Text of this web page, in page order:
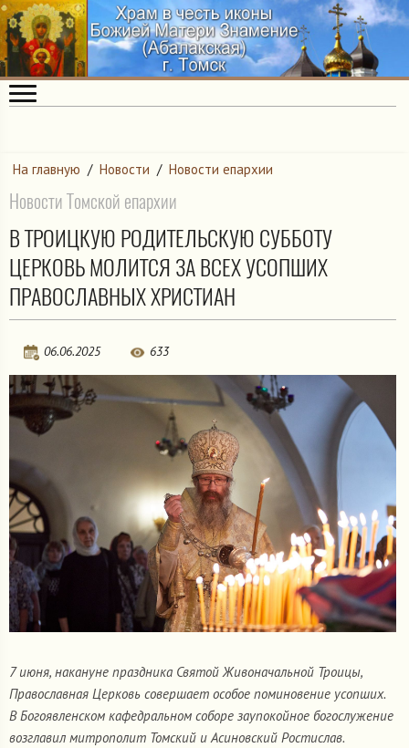
На главную / Новости / Новости епархии
Новости Томской епархии
В ТРОИЦКУЮ РОДИТЕЛЬСКУЮ СУББОТУ
ЦЕРКОВЬ МОЛИТСЯ ЗА ВСЕХ УСОПШИХ
ПРАВОСЛАВНЫХ ХРИСТИАН
06.06.2025 633
7 июня, накануне праздника Святой Живоначальной Троицы,
Православная Церковь совершает особое поминовение усопших.
В Богоявленском кафедральном соборе заупокойное богослужение
возглавил митрополит Томский и Асиновский Ростислав.